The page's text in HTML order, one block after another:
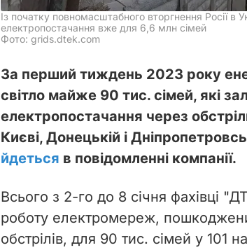
Із початку повномасштабного вторгнення Росії в
електропостачання вже для 6,6 млн сімей
Фото: grids.dtek.com
За перший тиждень 2023 року
світло майже 90 тис. сімей, які
електропостачання через
Києві, Донецькій і
йдеться в повідомленні компанії.
Всього з 2-го до 8 січня фахівці
роботу електромереж,
обстрілів, для 90 тис. сімей у 101